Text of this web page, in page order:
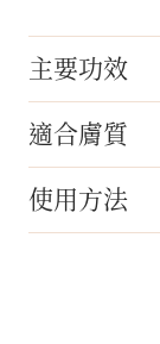
主要功效
適合膚質
使用方法